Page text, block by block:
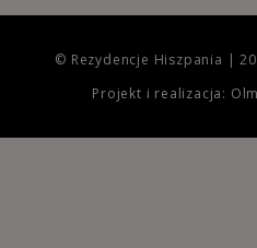
© Rezydencje Hiszpania |
Projekt i realizacja: